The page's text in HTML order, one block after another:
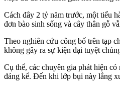
Cách đây 2 tỷ năm trước, một tiểu
đơn bào sinh sống và cây thân gỗ
Theo nghiên cứu công bố trên tạp
không gây ra sự kiện đại tuyệt
Cụ thể, các chuyên gia phát hiện
đáng kể. Đến khi lớp bụi này lắng